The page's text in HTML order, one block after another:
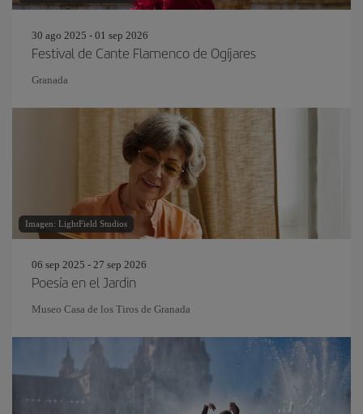
30 ago 2025 - 01 sep 2026
Festival de Cante Flamenco de Ogíjares
Granada
Imagen: LightField Studios
06 sep 2025 - 27 sep 2026
Poesía en el Jardin
Museo Casa de los Tiros de Granada